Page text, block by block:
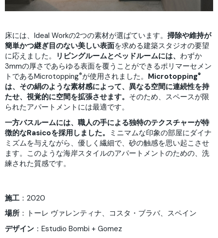
床には、Ideal Workの2つの素材が選ばています。 掃除や維持が
簡単かつ継ぎ目のない美しい表面を求める建築スタジオの要望
に応えました。
リビングルームとベッドルームには、 わずか
3mmの厚さであらゆる表面を覆うことができるポリマーセメン
トであるMicrotopping®が使用されました。 Microtopping®
は、その絹のような素材感によって、異なる空間に連続性を持
たせ、視覚的に空間を拡張させます。 そのため、スペースが限
られたアパートメントには最適です。
一方バスルームには、職人の手による独特のテクスチャーが特
徴的なRasicoを採用しました。 ミニマムな印象の部屋にダイナ
ミズムを与えながら、優しく繊細で、砂の触感を思い起こさせ
ます。このような海岸スタイルのアパートメントのための、洗
練された質感です。
施工 ：2020
場所 ：トーレ ヴァレンティナ、コスタ・ブラバ、スペイン
デザイン ：Estudio Bombi + Gomez